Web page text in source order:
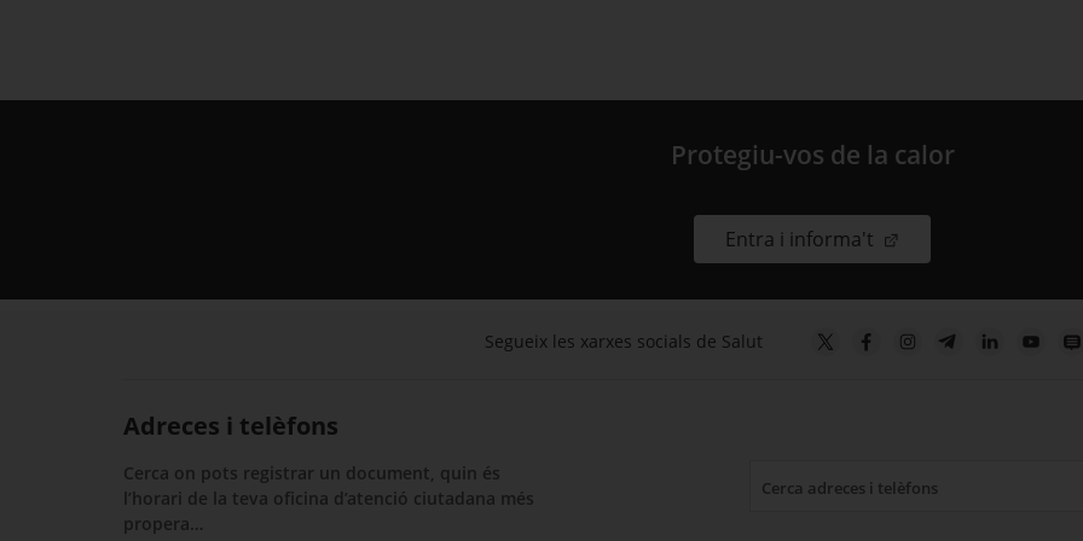
Protegiu-vos de la calor
Entra i informa't . Obre en una nova
Segueix les xarxes socials de Salut
Adreces i telèfons
Cerca on pots registrar un document, quin és
l’horari de la teva oficina d’atenció ciutadana més
propera…